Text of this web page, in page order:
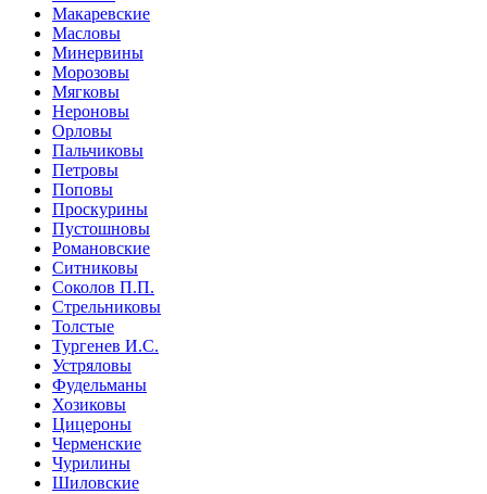
Макаревские
Масловы
Минервины
Морозовы
Мягковы
Нероновы
Орловы
Пальчиковы
Петровы
Поповы
Проскурины
Пустошновы
Романовские
Ситниковы
Соколов П.П.
Стрельниковы
Толстые
Тургенев И.С.
Устряловы
Фудельманы
Хозиковы
Цицероны
Черменские
Чурилины
Шиловские